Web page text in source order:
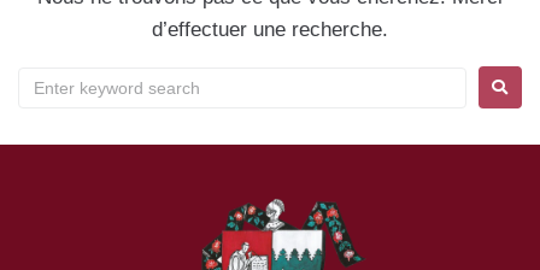
d’effectuer une recherche.